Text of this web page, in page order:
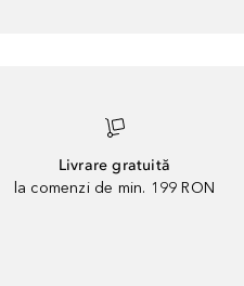
Livrare gratuită
la comenzi de min. 199 RON